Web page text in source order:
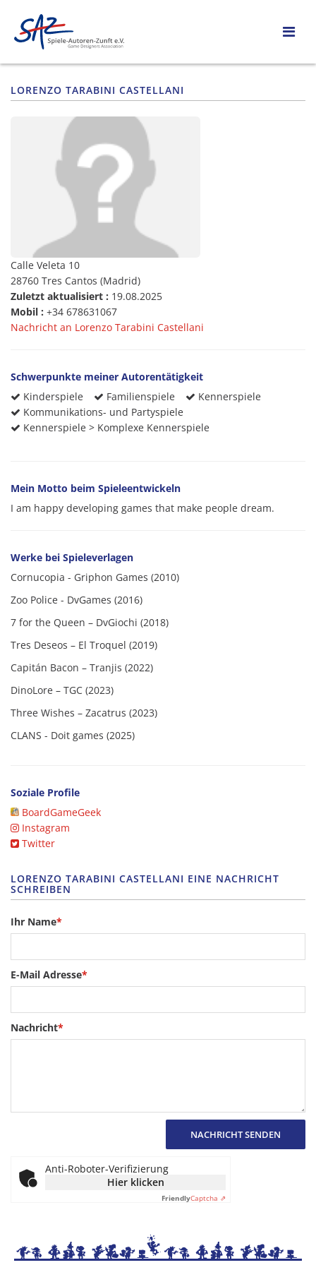
LORENZO TARABINI CASTELLANI
Calle Veleta 10
28760 Tres Cantos (Madrid)
Zuletzt aktualisiert : 19.08.2025
Mobil : +34 678631067
Nachricht an Lorenzo Tarabini Castellani
Schwerpunkte meiner Autorentätigkeit
Kinderspiele
Familienspiele
Kennerspiele
Kommunikations- und Partyspiele
Kennerspiele > Komplexe Kennerspiele
Mein Motto beim Spieleentwickeln
I am happy developing games that make people dream.
Werke bei Spieleverlagen
Cornucopia - Griphon Games (2010)
Zoo Police - DvGames (2016)
7 for the Queen – DvGiochi (2018)
Tres Deseos – El Troquel (2019)
Capitán Bacon – Tranjis (2022)
DinoLore – TGC (2023)
Three Wishes – Zacatrus (2023)
CLANS - Doit games (2025)
Soziale Profile
BoardGameGeek
Instagram
Twitter
LORENZO TARABINI CASTELLANI EINE NACHRICHT
SCHREIBEN
Ihr Name*
E-Mail Adresse*
Nachricht*
NACHRICHT SENDEN
Anti-Roboter-Verifizierung
Hier klicken
FriendlyCaptcha ⇗